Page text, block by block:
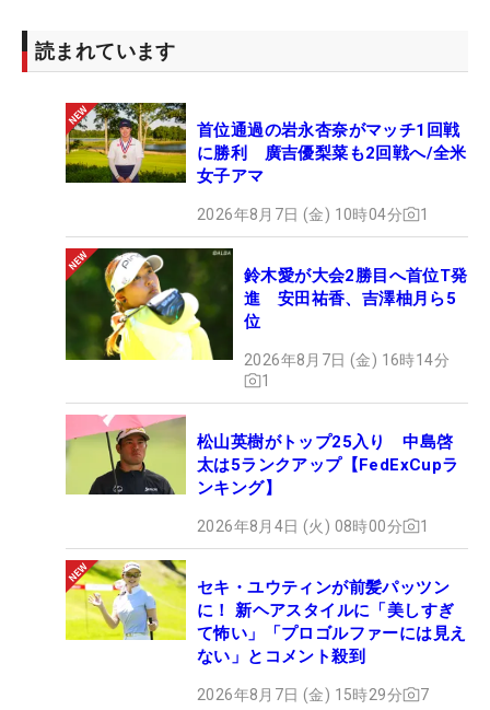
読まれています
首位通過の岩永杏奈がマッチ1回戦
に勝利 廣吉優梨菜も2回戦へ/全米
女子アマ
2026年8月7日 (金) 10時04分 1
鈴木愛が大会2勝目へ首位T発
進 安田祐香、吉澤柚月ら5
位
2026年8月7日 (金) 16時14分
1
松山英樹がトップ25入り 中島啓
太は5ランクアップ【FedExCupラ
ンキング】
2026年8月4日 (火) 08時00分 1
セキ・ユウティンが前髪パッツン
に！ 新ヘアスタイルに「美しすぎ
て怖い」「プロゴルファーには見え
ない」とコメント殺到
2026年8月7日 (金) 15時29分 7